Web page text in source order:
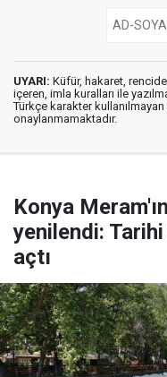
UYARI: Küfür, hakaret,
içeren, imla kuralları ile
Türkçe karakter
onaylanmamaktadır.
Konya
yenilendi: Tarihi
açtı